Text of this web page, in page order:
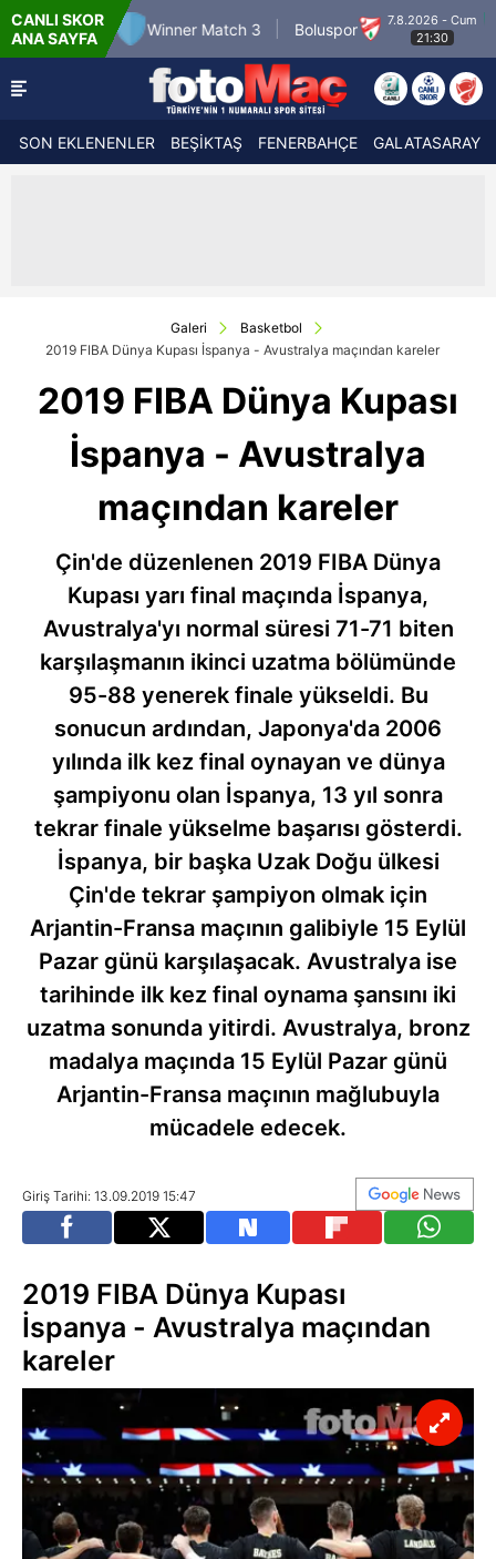
CANLI SKOR
ANA SAYFA
Match 3 Boluspor
7.8.2026 - Cum
21:30
Manisa FK
SON EKLENENLER BEŞİKTAŞ FENERBAHÇE GALATASARAY
Galeri
Basketbol
2019 FIBA Dünya Kupası İspanya - Avustralya maçından kareler
2019 FIBA Dünya Kupası
İspanya - Avustralya
maçından kareler
Çin'de düzenlenen 2019 FIBA Dünya
Kupası yarı final maçında İspanya,
Avustralya'yı normal süresi 71-71 biten
karşılaşmanın ikinci uzatma bölümünde
95-88 yenerek finale yükseldi. Bu
sonucun ardından, Japonya'da 2006
yılında ilk kez final oynayan ve dünya
şampiyonu olan İspanya, 13 yıl sonra
tekrar finale yükselme başarısı gösterdi.
İspanya, bir başka Uzak Doğu ülkesi
Çin'de tekrar şampiyon olmak için
Arjantin-Fransa maçının galibiyle 15 Eylül
Pazar günü karşılaşacak. Avustralya ise
tarihinde ilk kez final oynama şansını iki
uzatma sonunda yitirdi. Avustralya, bronz
madalya maçında 15 Eylül Pazar günü
Arjantin-Fransa maçının mağlubuyla
mücadele edecek.
Giriş Tarihi: 13.09.2019 15:47
2019 FIBA Dünya Kupası
İspanya - Avustralya maçından
kareler